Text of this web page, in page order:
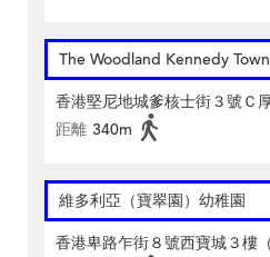
The Woodland Kennedy
香港堅尼地城爹核士街３號Ｃ
距離 340m
維多利亞（寶翠園）幼稚園
香港卑路乍街８號西寶城３樓